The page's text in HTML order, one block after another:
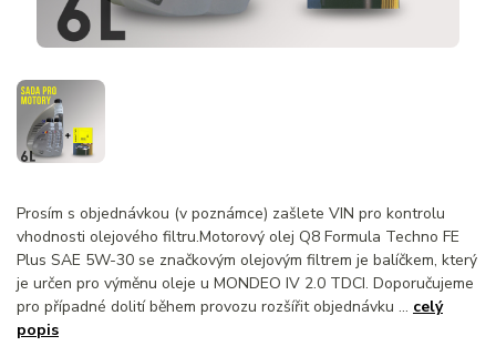
Prosím s objednávkou (v poznámce) zašlete VIN pro kontrolu
vhodnosti olejového filtru.Motorový olej Q8 Formula Techno FE
Plus SAE 5W-30 se značkovým olejovým filtrem je balíčkem, který
je určen pro výměnu oleje u MONDEO IV 2.0 TDCI. Doporučujeme
pro případné dolití během provozu rozšířit objednávku ... celý
popis